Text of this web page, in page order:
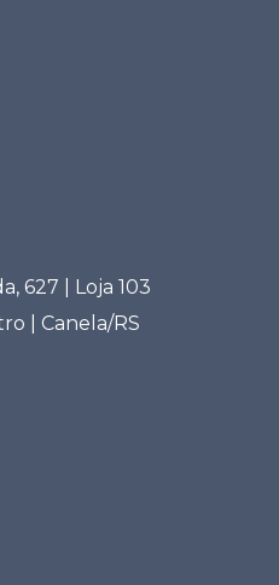
627 | Loja 103
| Canela/RS